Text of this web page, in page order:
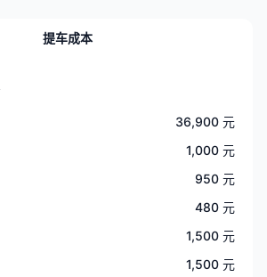
提车成本
36,900 元
1,000 元
950 元
480 元
1,500 元
1,500 元